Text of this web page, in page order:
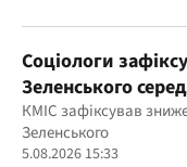
Соціологи
Зеленського
КМІС зафіксував
Зеленського
5.08.2026 15:33